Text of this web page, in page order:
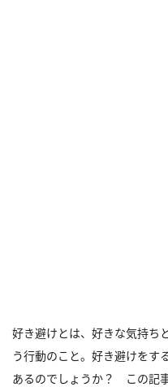
好き避けとは、好きな気持ち
う行動のこと。好き避けをす
あるのでしょうか？ この記